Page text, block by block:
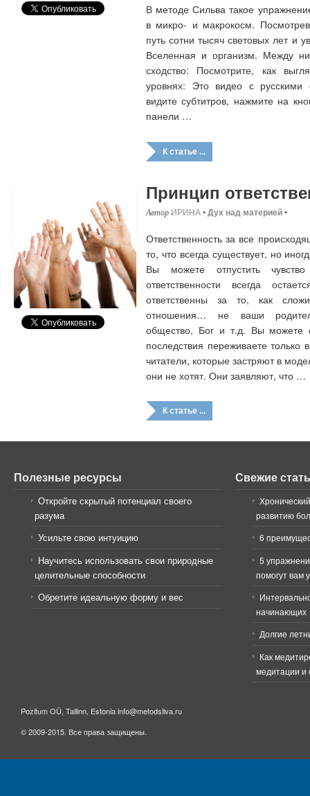
В методе Сильва такое
в микро- и макрокосм.
путь сотни тысяч световых лет и
Вселенная и организм. Между
сходство: Посмотрите, как
уровнях: Это видео с
видите субтитров, нажмите на
панели …
К статье ...
Принцип
ИРИНА•Дух над материей•
Ответственность за все
то, что всегда существует, но
Вы можете отпустить
ответственности всегда
ответственны за то, как
отношения… не ваши
общество, Бог и т.д. Вы можете
последствия переживаете
читатели, которые застряют в
они не хотят. Они заявляют, что …
К статье ...
Полезные ресурсы
Откройте скрытый потенциал своего
разума
Усильте свою интуицию
Научитесь использовать свои природные
целительные способности
Обретите идеальную форму и вес
Свежие
развитию
6
5
помогут вам
начинающих
Долгие
Как
медитации и
Pozitum OÜ, Tallinn, Estonia info@metodsilva.ru
© 2009-2015. Все права защищены.